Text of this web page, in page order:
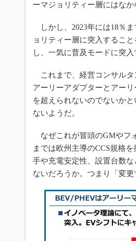
ーマジョリティー層にはな
しかし、2023年には18％
ョリティー層に突入するこ
し、一気に普及モードに突
これまで、経営コンサルタ
アーリーアダプターとアーリ
を超えられないのでないか
ないようだ。
なぜこれが冒頭のGMやフ
までは欧州主導のCCS規格
手や充電安定性、設置台数
ないだろうか。つまり「変更